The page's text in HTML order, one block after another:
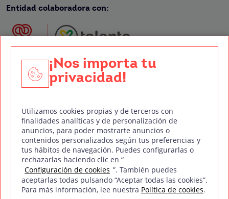
Entidad colaboradora con:
Treintaycinco mm
Empresas colaboradoras
Staff
Contacto
¡Nos importa tu
privacidad!
Utilizamos cookies propias y de terceros con
finalidades analíticas y de personalización de
anuncios, para poder mostrarte anuncios o
contenidos personalizados según tus preferencias y
tus hábitos de navegación. Puedes configurarlas o
rechazarlas haciendo clic en “
Configuración de cookies ”. También puedes
aceptarlas todas pulsando “Aceptar todas las cookies”.
Para más información, lee nuestra Política de cookies.